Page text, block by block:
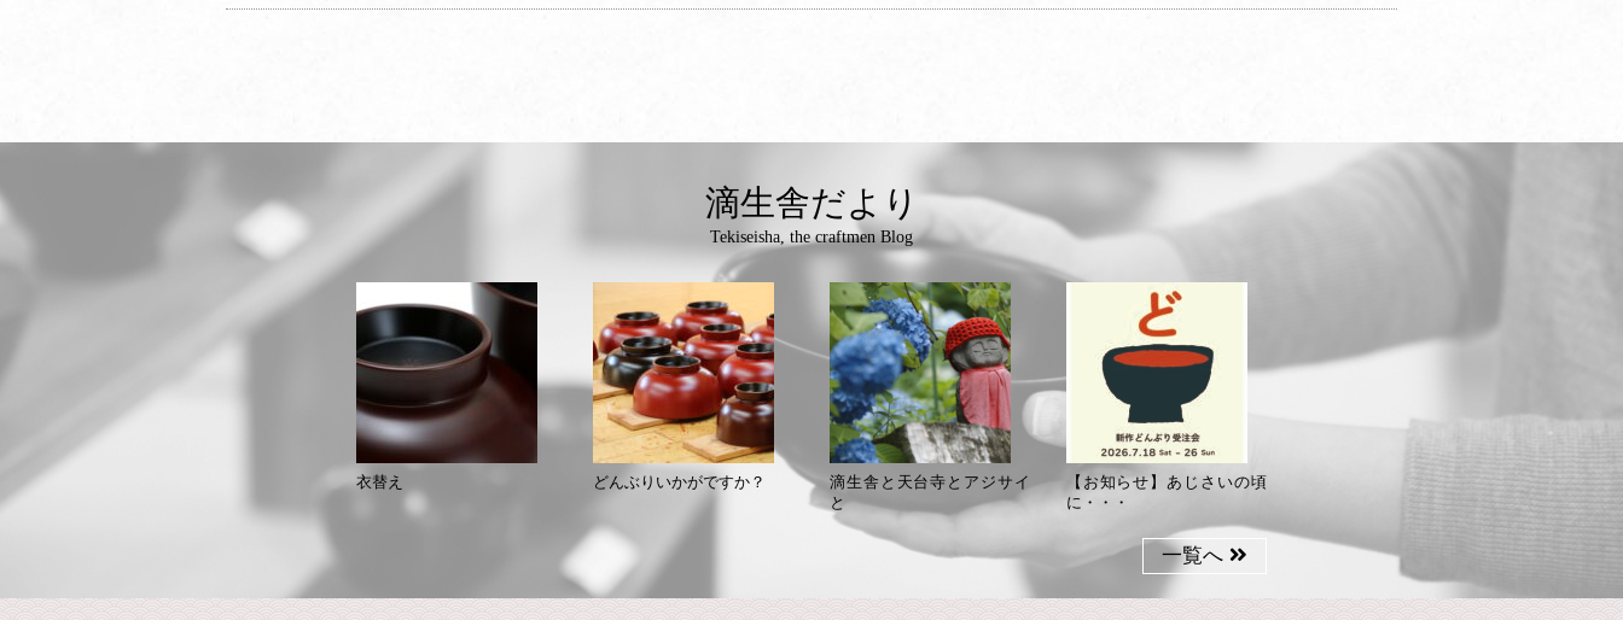
滴生舎だより
Tekiseisha, the craftmen Blog
衣替え どんぶりいかがですか？
滴生舎と天台寺とアジサイ
と
【お知らせ】あじさいの頃
に・・・
一覧へ